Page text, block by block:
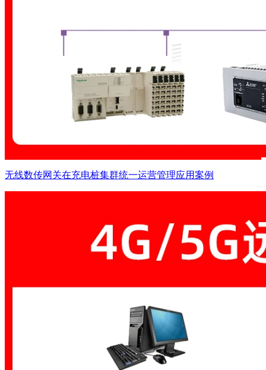
无线数传网关在充电桩集群统一运营管理应用案例